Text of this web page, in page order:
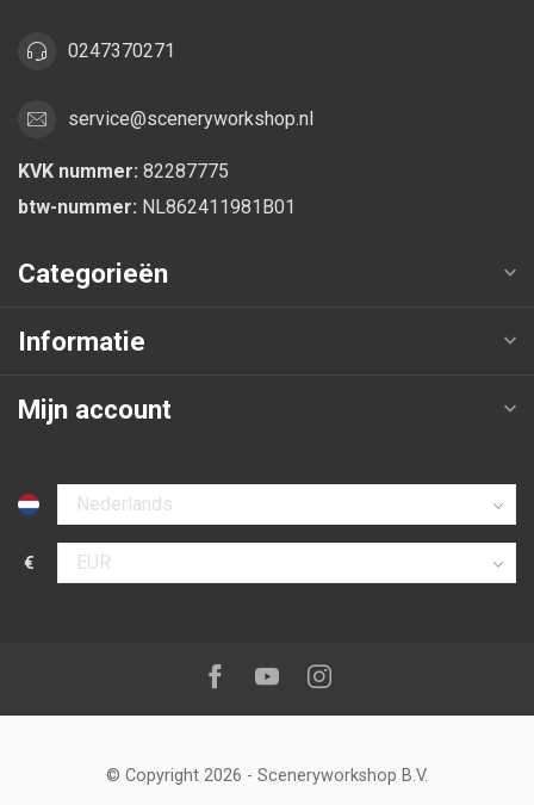
0247370271
service@sceneryworkshop.nl
KVK nummer: 82287775
btw-nummer: NL862411981B01
Categorieën
Informatie
Mijn account
Selecteer taal
€
Selecteer valuta
Volg ons op:Facebook
YoutubeInstagram
© Copyright 2026 - Sceneryworkshop B.V.